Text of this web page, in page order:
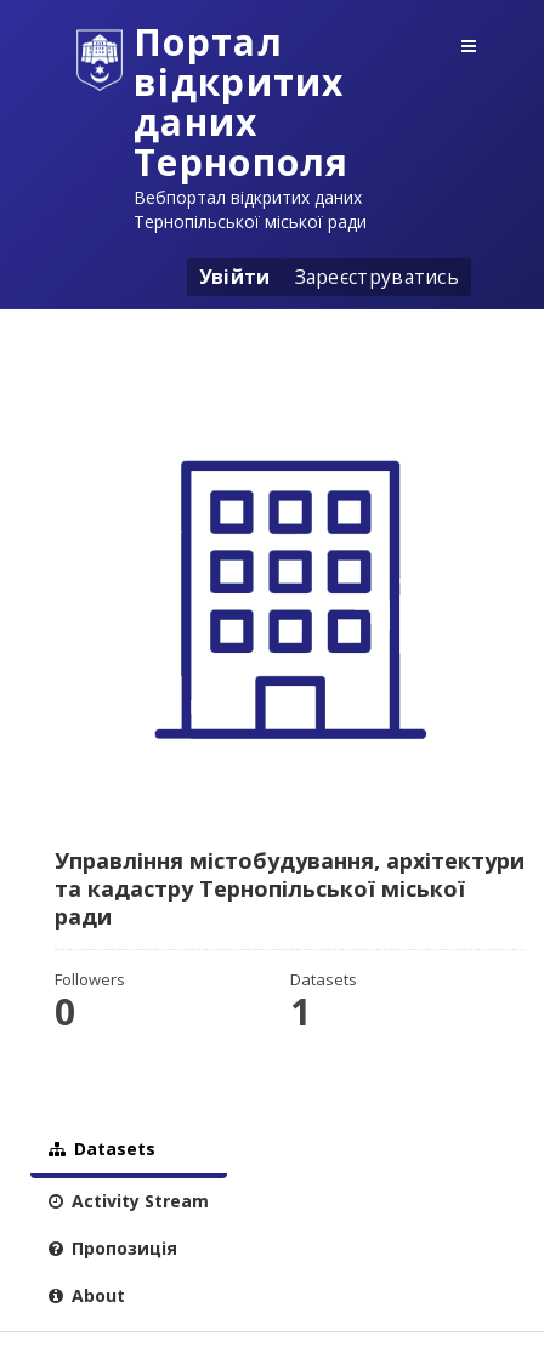
Портал
відкритих
даних
Тернополя
Вебпортал відкритих даних
Тернопільської міської ради
Увійти Зареєструватись
Управління містобудування, архітектури
та кадастру Тернопільської міської
ради
Followers
0
Datasets
1
Datasets
Activity Stream
Пропозиція
About